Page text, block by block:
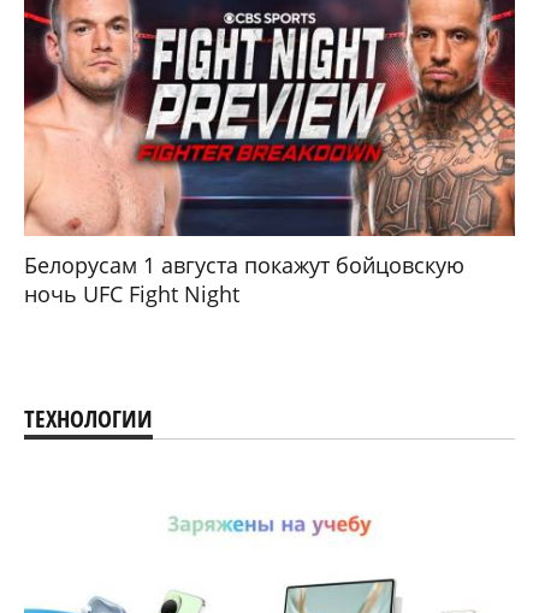
Белорусам 1 августа покажут бойцовскую
ночь UFC Fight Night
ТЕХНОЛОГИИ